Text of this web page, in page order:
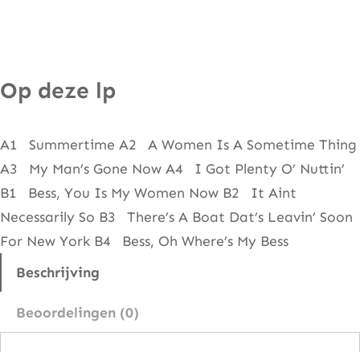
e
e
r
s
h
w
n
Op deze lp
A1 Summertime A2 A Women Is A Sometime Thing
A3 My Man’s Gone Now A4 I Got Plenty O’ Nuttin’
B1 Bess, You Is My Women Now B2 It Aint
Necessarily So B3 There’s A Boat Dat’s Leavin’ Soon
For New York B4 Bess, Oh Where’s My Bess
Beschrijving
Beoordelingen (0)